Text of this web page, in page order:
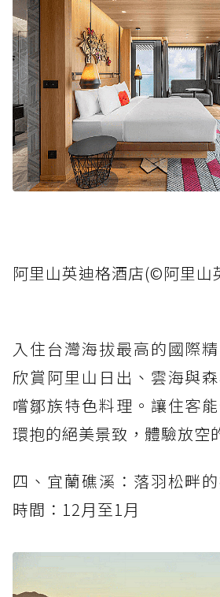
阿里山英迪格酒店(©阿里山
入住台灣海拔最高的國際
欣賞阿里山日出、雲海與
嚐鄒族特色料理。讓住客
環抱的絕美景致，體驗放空
四、宜蘭礁溪：落羽松畔
時間：12月至1月